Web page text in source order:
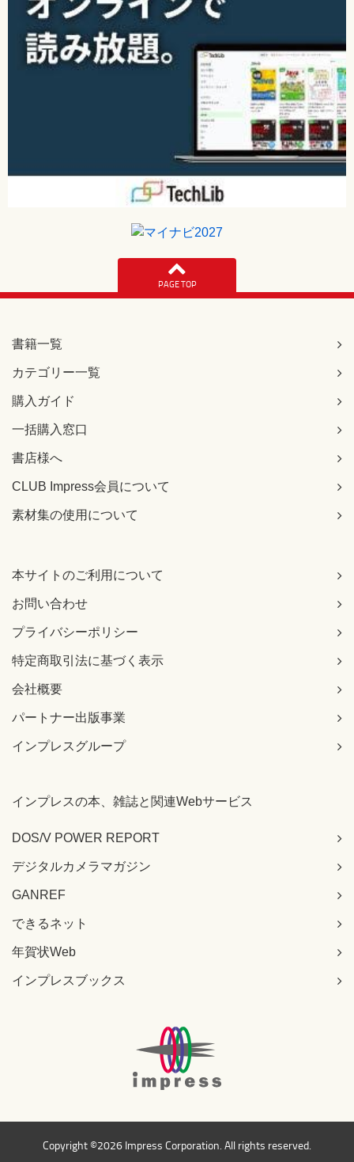
PAGE TOP
書籍一覧
カテゴリー一覧
購入ガイド
一括購入窓口
書店様へ
CLUB Impress会員について
素材集の使用について
本サイトのご利用について
お問い合わせ
プライバシーポリシー
特定商取引法に基づく表示
会社概要
パートナー出版事業
インプレスグループ
インプレスの本、雑誌と関連Webサービス
DOS/V POWER REPORT
デジタルカメラマガジン
GANREF
できるネット
年賀状Web
インプレスブックス
Copyright ©2026 Impress Corporation. All rights reserved.